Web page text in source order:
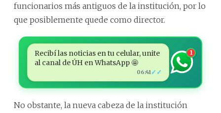
funcionarios más antiguos de la institución, por lo
que posiblemente quede como director.
Recibí las noticias en tu celular, unite
al canal de ÚH en WhatsApp 🤩
06:41 ✓✓
1
No obstante, la nueva cabeza de la institución